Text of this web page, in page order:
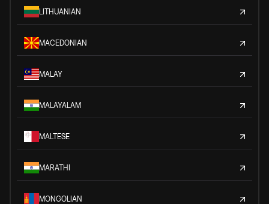
LITHUANIAN
MACEDONIAN
MALAY
MALAYALAM
MALTESE
MARATHI
MONGOLIAN